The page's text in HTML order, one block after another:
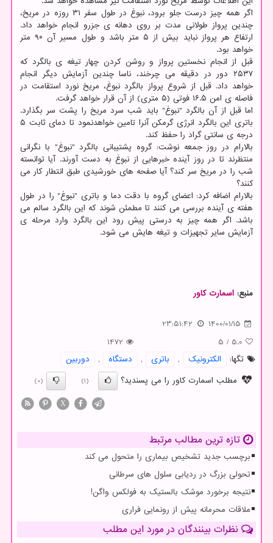
اگر همه چیز درست جلو برود، نبوغ در طول سفر ۳۱ روزه در مریخ،
چندین پرواز طولانی مدت بر روی دهانه ی جزرو انجام خواهد داد.
ارتفاع هر پرواز نباید بیش از ۵ متر باشد و طول مسیر آن ۹۰ متر
خواهد بود.
قبل از انجام نخستین پرواز و روشن کردن چهار تیغه ی بالگرد که
۲۵۳۷ دور در دقیقه می چرخند، ناسا چندین آزمایش دیگر انجام
خواهد داد. قبل از شروع پرواز بالگرد نبوغ، مریخ نورد استقامت در
فاصله ی امن ۱۶.۵ فوتی (۵ متری) از آن قرار خواهد گرفت.
اما قبل از آن بالگرد "نبوغ" باید شب سرد مریخ را پشت سر بگذارد.
باتری این بالگرد انرژی گرمکن آنرا تامین خواهدنمود تا دمای ثابت ۵
درجه ی سانتی گراد را حفظ کند.
بالارام در روز جمعه نوشت: گروه پشتیبانی بالگرد "نبوغ" با نگرانی
منتظرند تا در روز آینده خبرهایی از نبوغ به دست آورند. آیا توانسته
شب را در مریخ سر کند؟ آیا صفحه های خورشیدی طبق انتطار کار می
کنند؟
بالارام اضافه کرد: اعضای گروه با دقت دما و باتری "نبوغ" را در طول
هفته ی آینده بررسی می کنند تا مطمئن شوند که این بالگرد سالم می
باشد. اگر همه چیز به درستی پیش رود این بالگرد وارد مرحله ی
آزمایش سایر تجهیزات و تیغه هایش می شود.
منبع: اسمارت كاور
1400/01/15
23:51:42
5.0
/
5
1472
تگها:
الكترونیك , باتری , دستگاه ,
دوربین
مطلب اسمارت کاور را می پسندید؟
(1)
(0)
X
تازه ترین مطالب مرتبط
برچسب جدید تشخیص بیماری را متحول می کند
تحولی بزرگ در ردیابی سلول های سرطانی
نتیجه برخورد موشک بالستیک به فولکس واگن!
ملاقات محرمانه پیش از رونمایی فراری
نظرات بینندگان در مورد این مطلب